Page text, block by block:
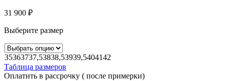
31 900 ₽
Выберите размер
35363737,53838,53939,5404142
Таблица размеров
Оплатить в рассрочку ( после примерки)